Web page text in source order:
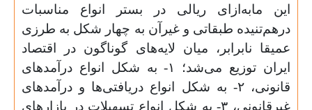
این ما‌به‌ازای ریالی در بستر انواع مناسبات
درهم‌تنیده طبقاتی و غیر‌آن به چهار شکل به طرزی
عمیقا نابرابر، میان لایه‌های گوناگون در اقتصاد
ایران توزیع می‌شد؛ ۱- به شکل انواع درآمدهای
قانونی، ۲- به شکل انواع دریافتی‌ها و درآمدهای
غیرقانونی، ۳- به شکل انواع تسهیلات در بازارهای